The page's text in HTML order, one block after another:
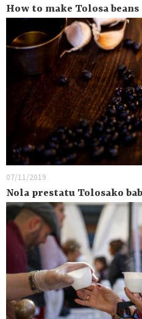
How to make Tolosa beans
07/11/2019
Nola prestatu Tolosako